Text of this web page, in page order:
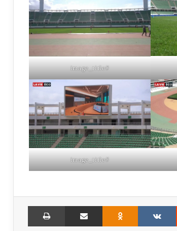
#image_title
#image_title
Reddit
VKontakte
Odnoklassniki
Share via Email
Print